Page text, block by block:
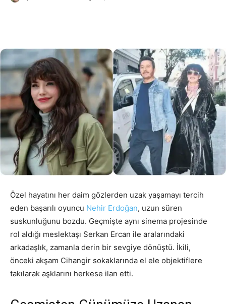
Özel hayatını her daim gözlerden uzak yaşamayı tercih
eden başarılı oyuncu Nehir Erdoğan, uzun süren
suskunluğunu bozdu. Geçmişte aynı sinema projesinde
rol aldığı meslektaşı Serkan Ercan ile aralarındaki
arkadaşlık, zamanla derin bir sevgiye dönüştü. İkili,
önceki akşam Cihangir sokaklarında el ele objektiflere
takılarak aşklarını herkese ilan etti.